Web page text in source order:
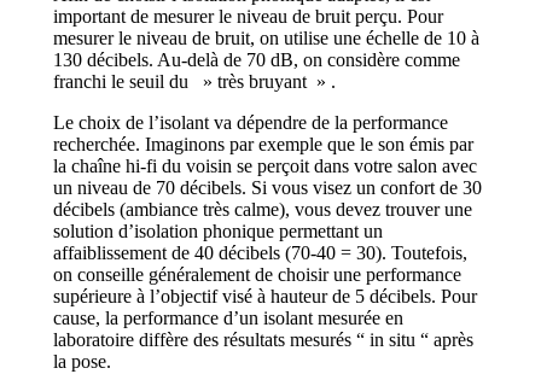
important de mesurer le niveau de bruit perçu. Pour
mesurer le niveau de bruit, on utilise une échelle de 10 à
130 décibels. Au-delà de 70 dB, on considère comme
franchi le seuil du » très bruyant » .
Le choix de l’isolant va dépendre de la performance
recherchée. Imaginons par exemple que le son émis par
la chaîne hi-fi du voisin se perçoit dans votre salon avec
un niveau de 70 décibels. Si vous visez un confort de 30
décibels (ambiance très calme), vous devez trouver une
solution d’isolation phonique permettant un
affaiblissement de 40 décibels (70-40 = 30). Toutefois,
on conseille généralement de choisir une performance
supérieure à l’objectif visé à hauteur de 5 décibels. Pour
cause, la performance d’un isolant mesurée en
laboratoire diffère des résultats mesurés “ in situ “ après
la pose.